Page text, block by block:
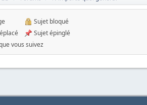
Sujet bloqué
Sujet épinglé
vous suivez